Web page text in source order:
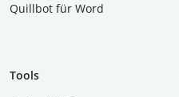
Quillbot für Word
Tools